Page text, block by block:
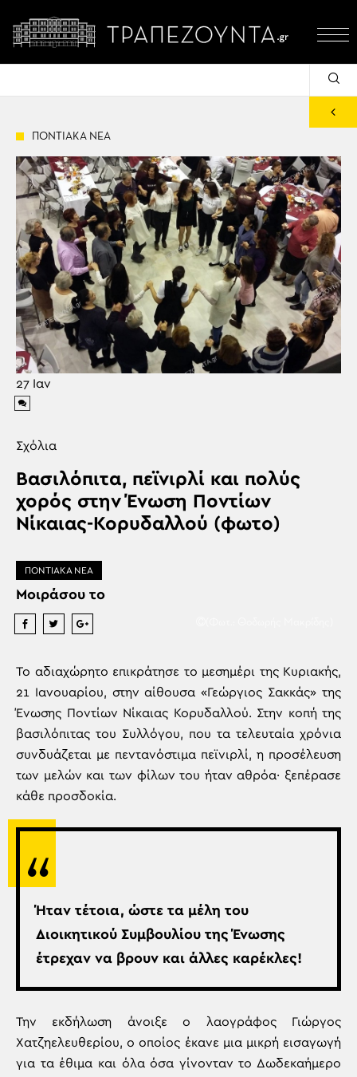
ΠΟΝΤΙΑΚΑ ΝΕΑ
27 Ιαν
Σχόλια
Βασιλόπιτα, πεϊνιρλί και πολύς
χορός στην Ένωση Ποντίων
Νίκαιας-Κορυδαλλού (φωτο)
ΠΟΝΤΙΑΚΑ ΝΕΑ
Μοιράσου το
Το αδιαχώρητο επικράτησε το μεσημέρι της Κυριακής,
21 Ιανουαρίου, στην αίθουσα «Γεώργιος Σακκάς» της
Ένωσης Ποντίων Νίκαιας Κορυδαλλού. Στην κοπή της
βασιλόπιτας του Συλλόγου, που τα τελευταία χρόνια
συνδυάζεται με πεντανόστιμα πεϊνιρλί, η προσέλευση
των μελών και των φίλων του ήταν αθρόα· ξεπέρασε
κάθε προσδοκία.
Ήταν τέτοια, ώστε τα μέλη του
Διοικητικού Συμβουλίου της Ένωσης
έτρεχαν να βρουν και άλλες καρέκλες!
Την εκδήλωση άνοιξε ο λαογράφος Γιώργος
Χατζηελευθερίου, ο οποίος έκανε μια μικρή εισαγωγή
για τα έθιμα και όλα όσα γίνονταν το Δωδεκαήμερο